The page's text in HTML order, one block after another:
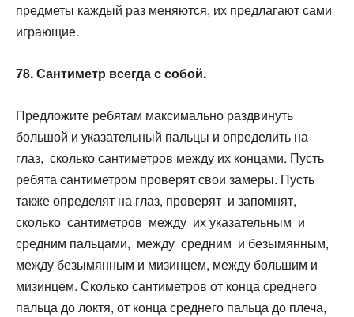
предметы каждый раз меняются, их предлагают сами
играющие.
78. Сантиметр всегда с собой.
Предложите ребятам максимально раздвинуть
большой и указательный пальцы и определить на
глаз, сколько сантиметров между их концами. Пусть
ребята сантиметром проверят свои замеры. Пусть
также определят на глаз, проверят и запомнят,
сколько сантиметров между их указательным и
средним пальцами, между средним и безымянным,
между безымянным и мизинцем, между большим и
мизинцем. Сколько сантиметров от конца среднего
пальца до локтя, от конца среднего пальца до плеча,